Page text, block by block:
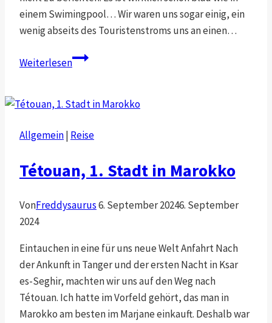
einem Swimingpool… Wir waren uns sogar einig, ein
wenig abseits des Touristenstroms uns an einen…
WeiterlesenRiffberge
Allgemein| Reise
Tétouan, 1. Stadt in Marokko
VonFreddysaurus6. September 20246. September
2024
Eintauchen in eine für uns neue Welt Anfahrt Nach
der Ankunft in Tanger und der ersten Nacht in Ksar
es-Seghir, machten wir uns auf den Weg nach
Tétouan. Ich hatte im Vorfeld gehört, das man in
Marokko am besten im Marjane einkauft. Deshalb war